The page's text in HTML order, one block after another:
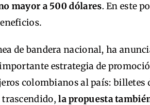
mayor a 500 dólares. En este
de bandera nacional, ha
estrategia de
colombianos al país: billetes
trascendido,la propuesta